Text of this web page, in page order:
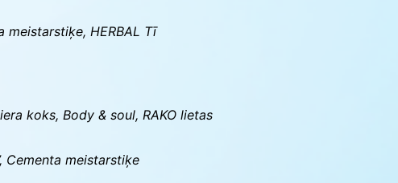
meistarstiķe, HERBAL Tī
koks, Body & soul, RAKO lietas
Cementa meistarstiķe